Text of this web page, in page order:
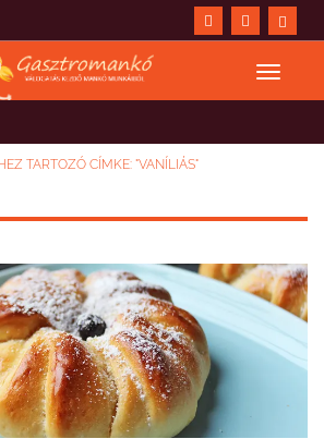
TARTOZÓ CÍMKE: "VANÍLIÁS"